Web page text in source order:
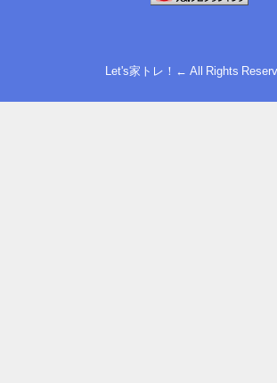
Let's家トレ！← All Rights